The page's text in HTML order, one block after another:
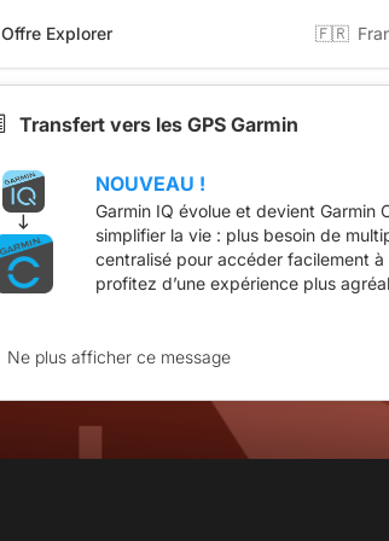
Offre Explorer 🇫🇷
Transfert vers les GPS Garmin
NOUVEAU !
Garmin IQ évolue et devient Garmin
simplifier la vie : plus besoin de
centralisé pour accéder facilement
profitez d’une expérience plus
Ne plus afficher ce message